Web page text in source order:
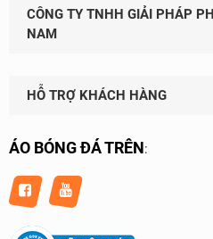
CÔNG TY TNHH GIẢI PHÁP
NAM
HỖ TRỢ KHÁCH HÀNG
ÁO BÓNG ĐÁ TRÊN: